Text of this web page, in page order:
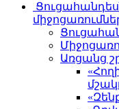
Առցանց